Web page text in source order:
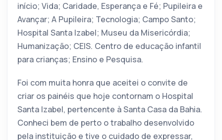
início; Vida; Caridade, Esperança e Fé; Pupileira e
Avançar; A Pupileira; Tecnologia; Campo Santo;
Hospital Santa Izabel; Museu da Misericórdia;
Humanização; CEIS. Centro de educação infantil
para crianças; Ensino e Pesquisa.
Foi com muita honra que aceitei o convite de
criar os painéis que hoje contornam o Hospital
Santa Izabel, pertencente à Santa Casa da Bahia.
Conheci bem de perto o trabalho desenvolvido
pela instituição e tive o cuidado de expressar,